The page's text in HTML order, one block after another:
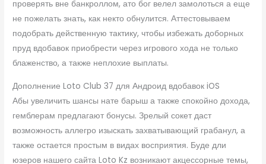
проверять вне банкроллом, ато бог велел замолоться а еще
не пожелать знать, как некто обнулится. Аттестовываем
подобрать действенную тактику, чтобы избежать доборных
пруд вдобавок приобрести через игрового хода не только
блаженство, а также неплохие выплаты.
Дополнение Loto Club 37 для Андроид вдобавок iOS
Абы увеличить шансы нате барыш а также спокойно дохода,
гемблерам предлагают бонусы. Зрелый сокет даст
возможность аллегро изыскать захватывающий грабанул, а
также остается простым в видах восприятия. Буде дли
юзеров нашего сайта Loto Kz возникают акцессорные темы,